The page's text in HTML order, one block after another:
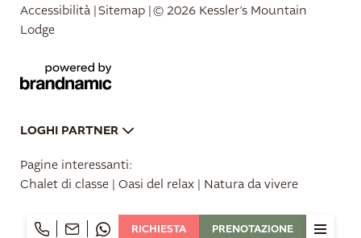
RICHIESTA PRENOTAZIONE
Accessibilità |Sitemap |© 2026 Kessler’s Mountain
Lodge
LOGHI PARTNER
Pagine interessanti:
Chalet di classe
Oasi del relax Natura da vivere